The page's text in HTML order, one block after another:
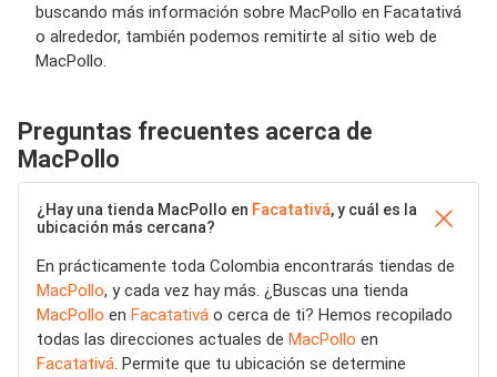
buscando más información sobre MacPollo en Facatativá
o alrededor, también podemos remitirte al sitio web de
MacPollo.
Preguntas frecuentes acerca de
MacPollo
¿Hay una tienda MacPollo en Facatativá, y cuál es la
ubicación más cercana?
En prácticamente toda Colombia encontrarás tiendas de
MacPollo, y cada vez hay más. ¿Buscas una tienda
MacPollo en Facatativá o cerca de ti? Hemos recopilado
todas las direcciones actuales de MacPollo en
Facatativá. Permite que tu ubicación se determine